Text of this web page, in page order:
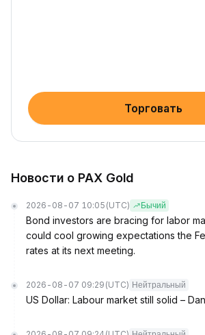
Торговать
Новости о PAX Gold
2026-08-07 10:05 (UTC) Бычий
Bond investors are bracing for labor
could cool growing expectations the
rates at its next meeting.
2026-08-07 09:29 (UTC) Нейтральный
US Dollar: Labour market still solid –